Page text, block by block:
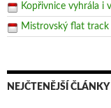
Kopřivnice vyhrála i
Mistrovský flat track
NEJČTENĚJŠÍ ČLÁNKY